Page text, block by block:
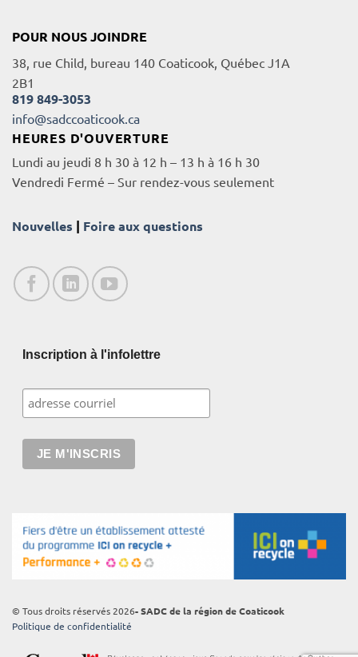
POUR NOUS JOINDRE
38, rue Child, bureau 140 Coaticook, Québec J1A
2B1
819 849-3053
info@sadccoaticook.ca
HEURES D'OUVERTURE
Lundi au jeudi 8 h 30 à 12 h – 13 h à 16 h 30
Vendredi Fermé – Sur rendez-vous seulement
Nouvelles | Foire aux questions
Inscription à l'infolettre
© Tous droits réservés 2026- SADC de la région de Coaticook
Politique de confidentialité